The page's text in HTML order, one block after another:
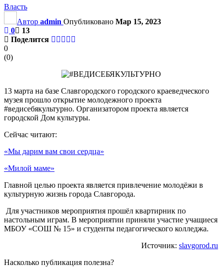
Власть
Автор admin Опубликовано Мар 15, 2023
0
13
Поделится
0
(0)
13 марта на базе Славгородского городского краеведческого
музея прошло открытие молодежного проекта
#ведисебякультурно. Организатором проекта является
городской Дом культуры.
Сейчас читают:
«Мы дарим вам свои сердца»
«Милой маме»
Главной целью проекта является привлечение молодёжи в
культурную жизнь города Славгорода.
Для участников мероприятия прошёл квартирник по
настольным играм. В мероприятии приняли участие учащиеся
МБОУ «СОШ № 15» и студенты педагогического колледжа.
Источник: slavgorod.ru
Насколько публикация полезна?